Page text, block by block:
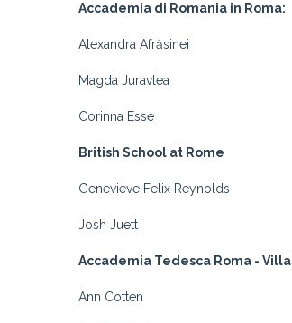
Accademia di Romania in Roma:
Alexandra Afrăsinei
Magda Juravlea
Corinna Esse
British School at Rome
Genevieve Felix Reynolds
Josh Juett
Accademia Tedesca Roma -
Ann Cotten